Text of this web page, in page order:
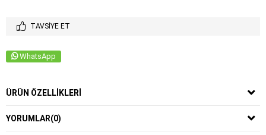
TAVSIYE ET
WhatsApp
ÜRÜN ÖZELLIKLERI
YORUMLAR(0)